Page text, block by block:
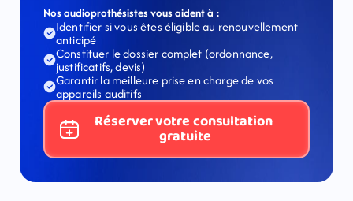
Nos audioprothésistes vous aident à :
Identifier si vous êtes éligible au renouvellement
anticipé
Constituer le dossier complet (ordonnance,
justificatifs, devis)
Garantir la meilleure prise en charge de vos
appareils auditifs
Réserver votre consultation
gratuite